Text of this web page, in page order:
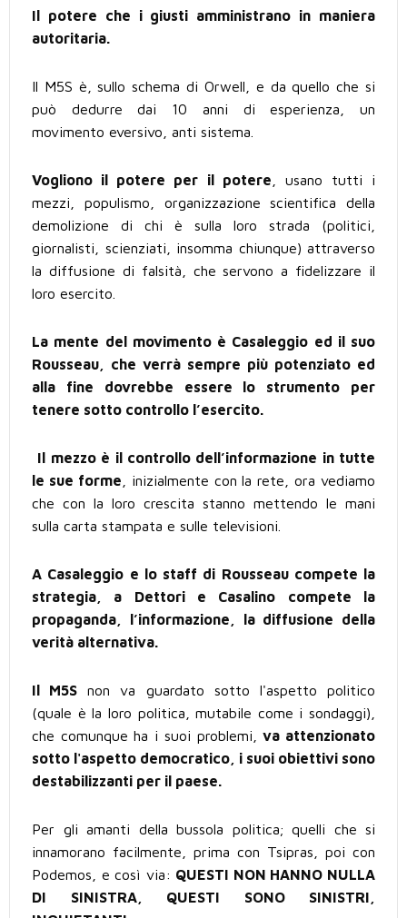
Il potere che i giusti amministrano in maniera
autoritaria.
Il M5S è, sullo schema di Orwell, e da quello che si
può dedurre dai 10 anni di esperienza, un
movimento eversivo, anti sistema.
Vogliono il potere per il potere , usano tutti i
mezzi, populismo, organizzazione scientifica della
demolizione di chi è sulla loro strada (politici,
giornalisti, scienziati, insomma chiunque) attraverso
la diffusione di falsità, che servono a fidelizzare il
loro esercito.
La mente del movimento è Casaleggio ed il suo
Rousseau, che verrà sempre più potenziato ed
alla fine dovrebbe essere lo strumento per
tenere sotto controllo l’esercito.
Il mezzo è il controllo dell’informazione in tutte
le sue forme , inizialmente con la rete, ora vediamo
che con la loro crescita stanno mettendo le mani
sulla carta stampata e sulle televisioni.
A Casaleggio e lo staff di Rousseau compete la
strategia, a Dettori e Casalino compete la
propaganda, l’informazione, la diffusione della
verità alternativa.
Il M5S non va guardato sotto l'aspetto politico
(quale è la loro politica, mutabile come i sondaggi),
che comunque ha i suoi problemi,va attenzionato
sotto l'aspetto democratico, i suoi obiettivi sono
destabilizzanti per il paese.
Per gli amanti della bussola politica; quelli che si
innamorano facilmente, prima con Tsipras, poi con
Podemos, e così via: QUESTI NON HANNO NULLA
DI SINISTRA, QUESTI SONO SINISTRI,